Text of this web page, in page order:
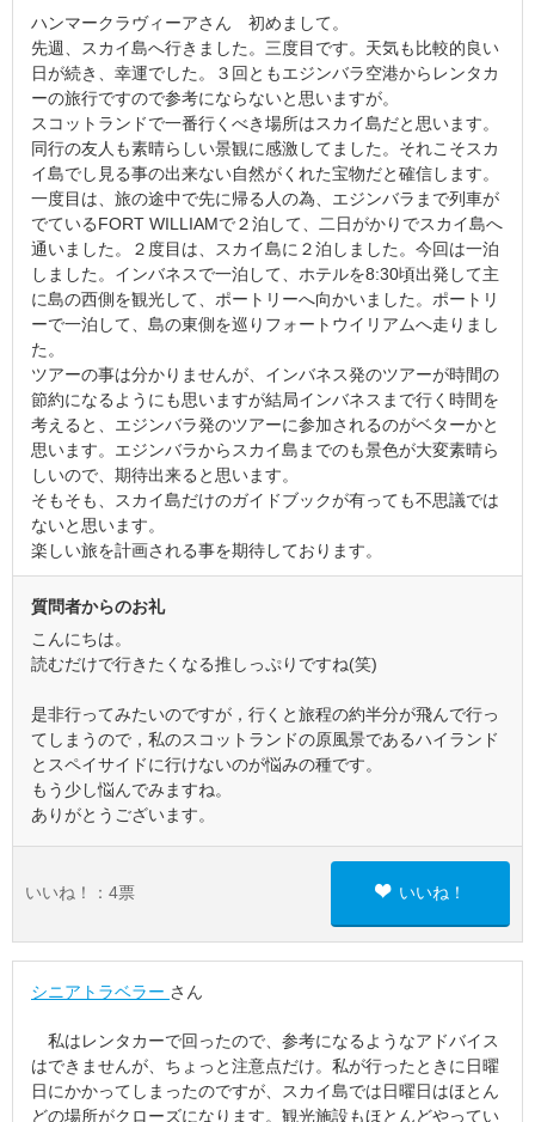
ハンマークラヴィーアさん 初めまして。
先週、スカイ島へ行きました。三度目です。天気も比較的良い
日が続き、幸運でした。３回ともエジンバラ空港からレンタカ
ーの旅行ですので参考にならないと思いますが。
スコットランドで一番行くべき場所はスカイ島だと思います。
同行の友人も素晴らしい景観に感激してました。それこそスカ
イ島でし見る事の出来ない自然がくれた宝物だと確信します。
一度目は、旅の途中で先に帰る人の為、エジンバラまで列車が
でているFORT WILLIAMで２泊して、二日がかりでスカイ島へ
通いました。２度目は、スカイ島に２泊しました。今回は一泊
しました。インバネスで一泊して、ホテルを8:30頃出発して主
に島の西側を観光して、ポートリーへ向かいました。ポートリ
ーで一泊して、島の東側を巡りフォートウイリアムへ走りまし
た。
ツアーの事は分かりませんが、インバネス発のツアーが時間の
節約になるようにも思いますが結局インバネスまで行く時間を
考えると、エジンバラ発のツアーに参加されるのがベターかと
思います。エジンバラからスカイ島までのも景色が大変素晴ら
しいので、期待出来ると思います。
そもそも、スカイ島だけのガイドブックが有っても不思議では
ないと思います。
楽しい旅を計画される事を期待しております。
質問者からのお礼
こんにちは。
読むだけで行きたくなる推しっぷりですね(笑)
是非行ってみたいのですが，行くと旅程の約半分が飛んで行っ
てしまうので，私のスコットランドの原風景であるハイランド
とスペイサイドに行けないのが悩みの種です。
もう少し悩んでみますね。
ありがとうございます。
いいね！： 4票 いいね！
シニアトラベラー さん
私はレンタカーで回ったので、参考になるようなアドバイス
はできませんが、ちょっと注意点だけ。私が行ったときに日曜
日にかかってしまったのですが、スカイ島では日曜日はほとん
どの場所がクローズになります。観光施設もほとんどやってい